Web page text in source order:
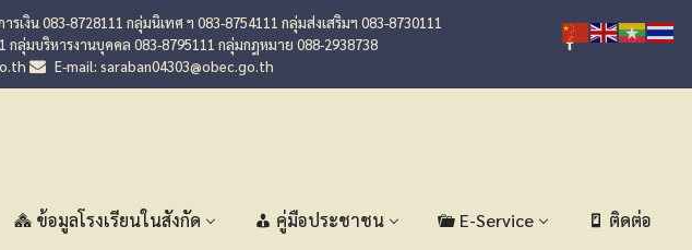
เงิน 083-8728111 กลุ่มนิเทศ ฯ 083-8754111 กลุ่มส่งเสริมฯ 083-8730111
ลุ่มบริหารงานบุคคล 083-8795111 กลุ่มกฎหมาย 088-2938738
E-mail: saraban04303@obec.go.th
ข้อมูลโรงเรียนในสังกัด คู่มือประชาชน E-Service ติดต่อ